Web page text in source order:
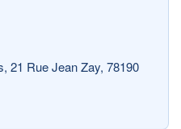
21 Rue Jean Zay, 78190